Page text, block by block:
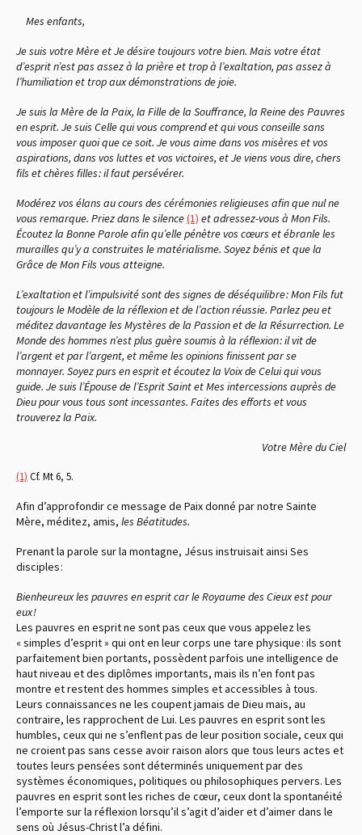
Mes enfants,
Je suis votre Mère et Je désire toujours votre bien. Mais votre état
d’esprit n’est pas assez à la prière et trop à l’exaltation, pas assez à
l’humiliation et trop aux démonstrations de joie.
Je suis la Mère de la Paix, la Fille de la Souffrance, la Reine des Pauvres
en esprit. Je suis Celle qui vous comprend et qui vous conseille sans
vous imposer quoi que ce soit. Je vous aime dans vos misères et vos
aspirations, dans vos luttes et vos victoires, et Je viens vous dire, chers
fils et chères filles : il faut persévérer.
Modérez vos élans au cours des cérémonies religieuses afin que nul ne
vous remarque. Priez dans le silence(1) et adressez-vous à Mon Fils.
Écoutez la Bonne Parole afin qu’elle pénètre vos cœurs et ébranle les
murailles qu’y a construites le matérialisme. Soyez bénis et que la
Grâce de Mon Fils vous atteigne.
L’exaltation et l’impulsivité sont des signes de déséquilibre : Mon Fils fut
toujours le Modèle de la réflexion et de l’action réussie. Parlez peu et
méditez davantage les Mystères de la Passion et de la Résurrection. Le
Monde des hommes n’est plus guère soumis à la réflexion : il vit de
l’argent et par l’argent, et même les opinions finissent par se
monnayer. Soyez purs en esprit et écoutez la Voix de Celui qui vous
guide. Je suis l’Épouse de l’Esprit Saint et Mes intercessions auprès de
Dieu pour vous tous sont incessantes. Faites des efforts et vous
trouverez la Paix.
Votre Mère du Ciel
(1) Cf. Mt 6, 5.
Afin d’approfondir ce message de Paix donné par notre Sainte
Mère, méditez, amis, les Béatitudes.
Prenant la parole sur la montagne, Jésus instruisait ainsi Ses
disciples :
Bienheureux les pauvres en esprit car le Royaume des Cieux est pour
eux !
Les pauvres en esprit ne sont pas ceux que vous appelez les
« simples d’esprit » qui ont en leur corps une tare physique : ils sont
parfaitement bien portants, possèdent parfois une intelligence de
haut niveau et des diplômes importants, mais ils n’en font pas
montre et restent des hommes simples et accessibles à tous.
Leurs connaissances ne les coupent jamais de Dieu mais, au
contraire, les rapprochent de Lui. Les pauvres en esprit sont les
humbles, ceux qui ne s’enflent pas de leur position sociale, ceux qui
ne croient pas sans cesse avoir raison alors que tous leurs actes et
toutes leurs pensées sont déterminés uniquement par des
systèmes économiques, politiques ou philosophiques pervers. Les
pauvres en esprit sont les riches de cœur, ceux dont la spontanéité
l’emporte sur la réflexion lorsqu’il s’agit d’aider et d’aimer dans le
sens où Jésus-Christ l’a défini.